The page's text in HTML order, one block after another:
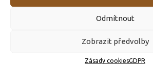
Odmítnout
Zobrazit předvolby
Zásady cookiesGDPR
10. 4. 2026